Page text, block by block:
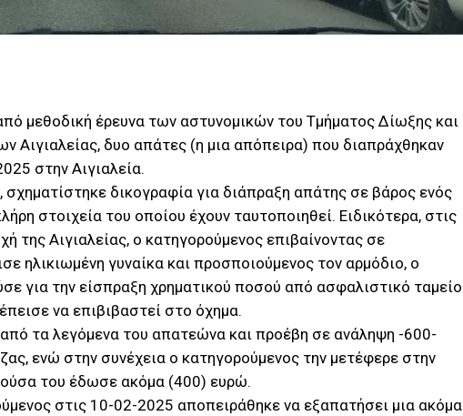
μεθοδική έρευνα των αστυνομικών του Τμήματος Δίωξης και
Αιγιαλείας, δυο απάτες (η μια απόπειρα) που διαπράχθηκαν
στην Αιγιαλεία.
σχηματίστηκε δικογραφία για διάπραξη απάτης σε βάρος ενός
στοιχεία του οποίου έχουν ταυτοποιηθεί. Ειδικότερα, στις
της Αιγιαλείας, ο κατηγορούμενος επιβαίνοντας σε
ηλικιωμένη γυναίκα και προσποιούμενος τον αρμόδιο, ο
για την είσπραξη χρηματικού ποσού από ασφαλιστικό ταμείο
να επιβιβαστεί στο όχημα.
τα λεγόμενα του απατεώνα και προέβη σε ανάληψη -600-
ενώ στην συνέχεια ο κατηγορούμενος την μετέφερε στην
του έδωσε ακόμα (400) ευρώ.
στις 10-02-2025 αποπειράθηκε να εξαπατήσει μια ακόμα